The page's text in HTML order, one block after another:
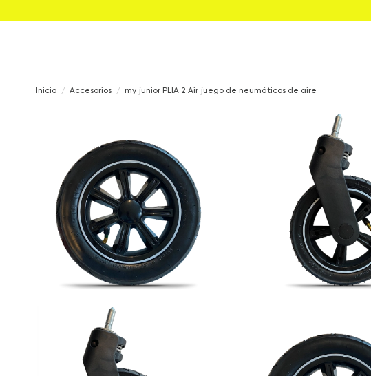
Inicio Accesorios my junior PLIA 2 Air juego de neumáticos de aire